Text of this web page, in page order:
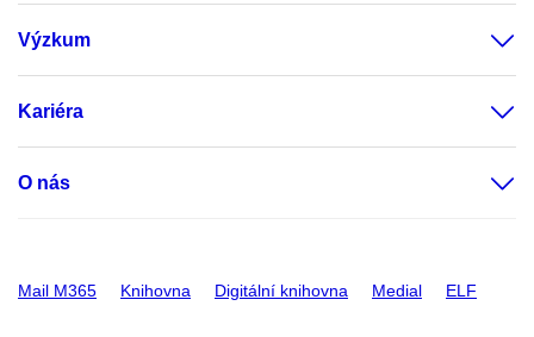
Výzkum
Kariéra
O nás
Mail M365 Knihovna Digitální knihovna Medial ELF